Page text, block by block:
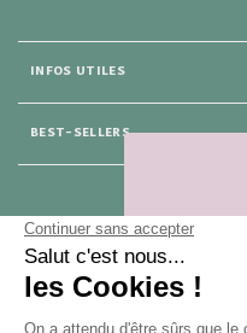
75
INFOS UTILES
BEST-SELLERS